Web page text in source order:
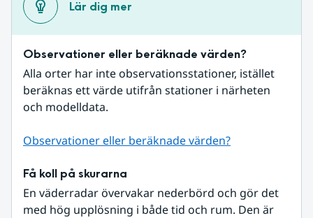
Lär dig mer
Observationer eller beräknade värden?
Alla orter har inte observationsstationer, istället
beräknas ett värde utifrån stationer i närheten
och modelldata.
Observationer eller beräknade värden?
Få koll på skurarna
En väderradar övervakar nederbörd och gör det
med hög upplösning i både tid och rum. Den är